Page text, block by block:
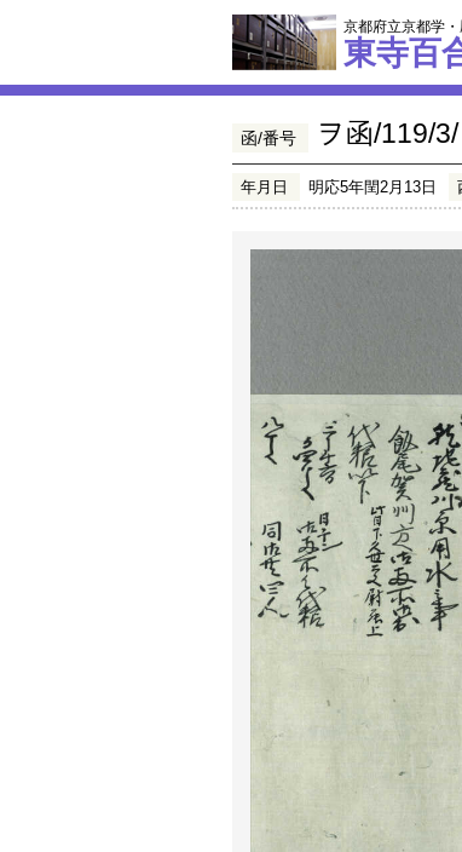
京都府立京都学
東寺百
函/番号 ヲ函/119/3/
年月日 明応5年閏2月13日